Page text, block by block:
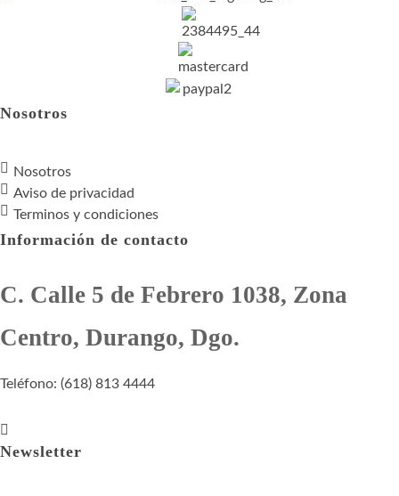
Nosotros
Nosotros
Aviso de privacidad
Terminos y condiciones
Información de contacto
C. Calle 5 de Febrero 1038, Zona
Centro, Durango, Dgo.
Teléfono: (618) 813 4444
Newsletter